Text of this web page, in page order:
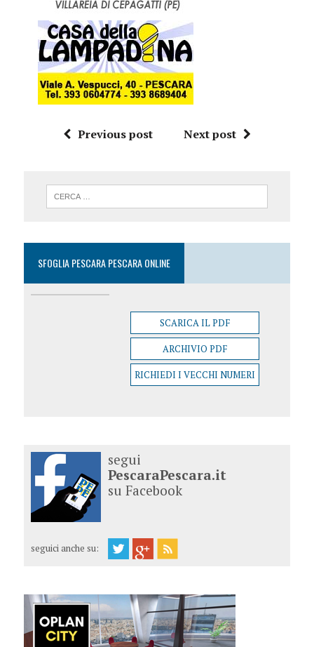
Previous post Next post
SFOGLIA PESCARA PESCARA ONLINE
SCARICA IL PDF
ARCHIVIO PDF
RICHIEDI I VECCHI NUMERI
segui
PescaraPescara.it
su Facebook
seguici anche su: